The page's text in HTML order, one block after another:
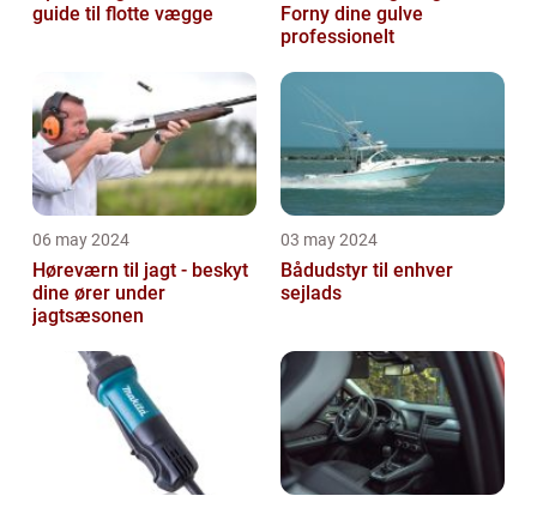
guide til flotte vægge
Forny dine gulve
professionelt
06 may 2024
Høreværn til jagt - beskyt
dine ører under
jagtsæsonen
03 may 2024
Bådudstyr til enhver
sejlads